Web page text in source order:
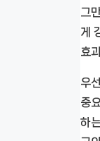
그
게
효
우
중
하